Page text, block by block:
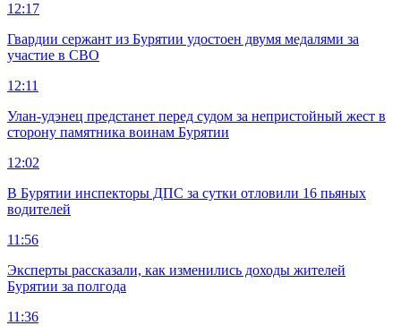
12:17
Гвардии сержант из Бурятии удостоен двумя медалями за
участие в СВО
12:11
Улан-удэнец предстанет перед судом за непристойный жест в
сторону памятника воинам Бурятии
12:02
В Бурятии инспекторы ДПС за сутки отловили 16 пьяных
водителей
11:56
Эксперты рассказали, как изменились доходы жителей
Бурятии за полгода
11:36